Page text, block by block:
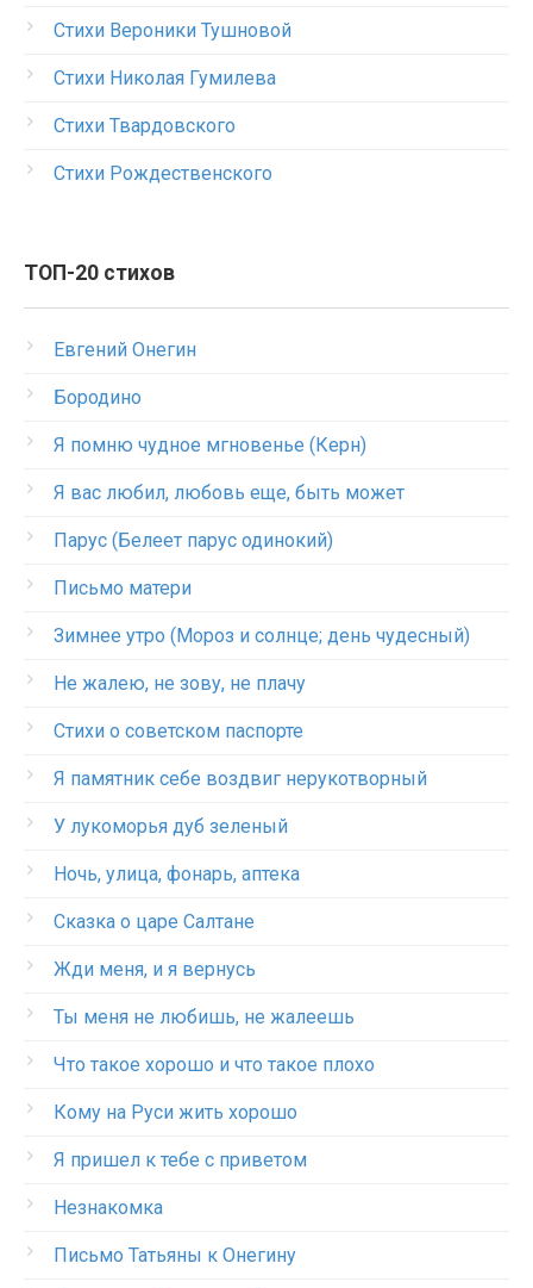
Стихи Вероники Тушновой
Стихи Николая Гумилева
Стихи Твардовского
Стихи Рождественского
ТОП-20 стихов
Евгений Онегин
Бородино
Я помню чудное мгновенье (Керн)
Я вас любил, любовь еще, быть может
Парус (Белеет парус одинокий)
Письмо матери
Зимнее утро (Мороз и солнце; день чудесный)
Не жалею, не зову, не плачу
Стихи о советском паспорте
Я памятник себе воздвиг нерукотворный
У лукоморья дуб зеленый
Ночь, улица, фонарь, аптека
Сказка о царе Салтане
Жди меня, и я вернусь
Ты меня не любишь, не жалеешь
Что такое хорошо и что такое плохо
Кому на Руси жить хорошо
Я пришел к тебе с приветом
Незнакомка
Письмо Татьяны к Онегину